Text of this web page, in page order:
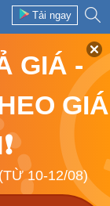
Tải ngay
GIÁ -
GIÁ
10-12/08)